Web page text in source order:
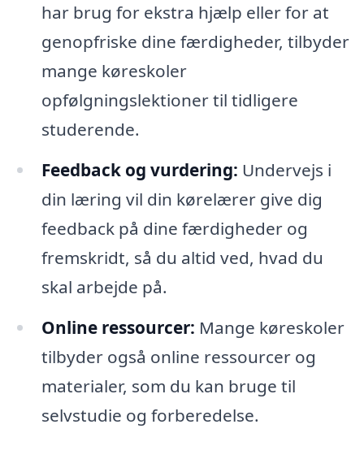
har brug for ekstra hjælp eller for at
genopfriske dine færdigheder, tilbyder
mange køreskoler
opfølgningslektioner til tidligere
studerende.
Feedback og vurdering: Undervejs i
din læring vil din kørelærer give dig
feedback på dine færdigheder og
fremskridt, så du altid ved, hvad du
skal arbejde på.
Online ressourcer: Mange køreskoler
tilbyder også online ressourcer og
materialer, som du kan bruge til
selvstudie og forberedelse.